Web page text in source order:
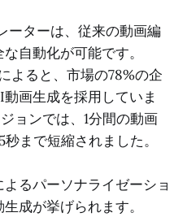
ーターは、従来の動画編
自動化が可能です。
よると、市場の78%の企
画生成を採用していま
ョンでは、1分間の動画
まで短縮されました。
るパーソナライゼーショ
成が挙げられます。